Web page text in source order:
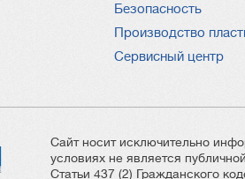
Безопасность
Производство
Сервисный центр
Сайт носит исключительно
условиях не является
Статьи 437 (2) Гражданского